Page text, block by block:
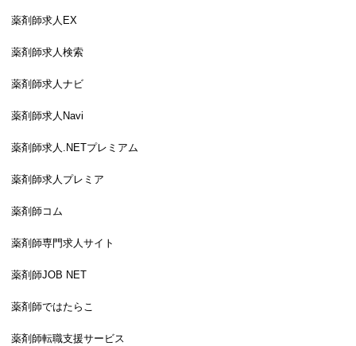
薬剤師求人EX
薬剤師求人検索
薬剤師求人ナビ
薬剤師求人Navi
薬剤師求人.NETプレミアム
薬剤師求人プレミア
薬剤師コム
薬剤師専門求人サイト
薬剤師JOB NET
薬剤師ではたらこ
薬剤師転職支援サービス